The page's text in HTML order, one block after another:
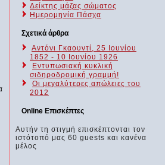
Δείκτης μάζας σώματος
Ημερομηνία Πάσχα
Σχετικά άρθρα
Αντόνι Γκαουντί, 25 Ιουνίου
1852 - 10 Ιουνίου 1926
Εντυπωσιακή κυκλική
σιδηροδρομική γραμμή!
Οι μεγαλύτερες απώλειες του
2012
Online Επισκέπτες
Αυτήν τη στιγμή επισκέπτονται τον
ιστότοπό μας 60 guests και κανένα
μέλος